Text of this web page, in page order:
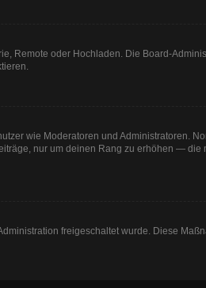
Remote oder Hochladen. Die Board-
wie Moderatoren und Administratoren.
nur um deinen Rang zu erhöhen — die
freigeschaltet wurde. Diese